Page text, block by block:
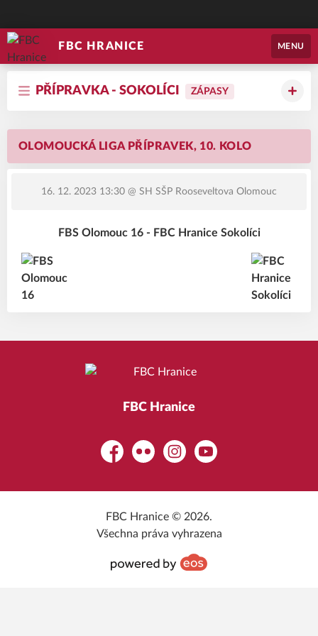
FBC HRANICE MENU
PŘÍPRAVKA - SOKOLÍCI ZÁPASY
OLOMOUCKÁ LIGA PŘÍPRAVEK, 10. KOLO
16. 12. 2023 13:30 @ SH SŠP Rooseveltova Olomouc
FBS Olomouc 16 - FBC Hranice Sokolíci
FBC Hranice
FacebookFlickr InstagramYouTube
FBC Hranice © 2026.
Všechna práva vyhrazena